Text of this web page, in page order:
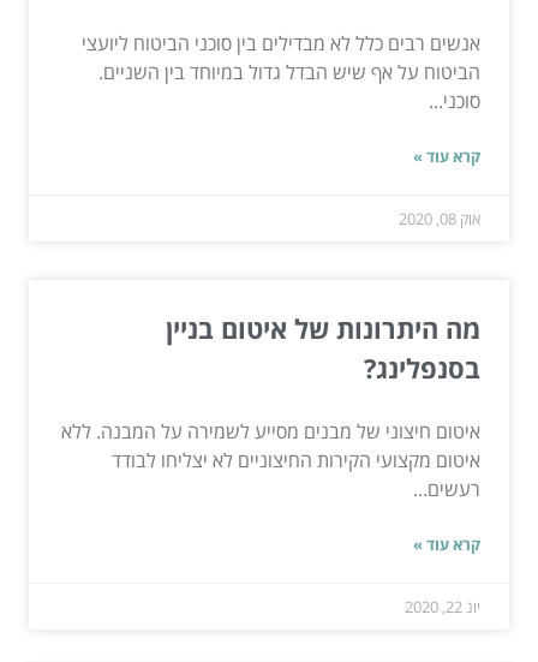
אנשים רבים כלל לא מבדילים בין סוכני הביטוח ליועצי
הביטוח על אף שיש הבדל גדול במיוחד בין השניים.
סוכני...
קרא עוד »
אוק 08, 2020
מה היתרונות של איטום בניין
בסנפלינג?
איטום חיצוני של מבנים מסייע לשמירה על המבנה. ללא
איטום מקצועי הקירות החיצוניים לא יצליחו לבודד
רעשים...
קרא עוד »
יונ 22, 2020